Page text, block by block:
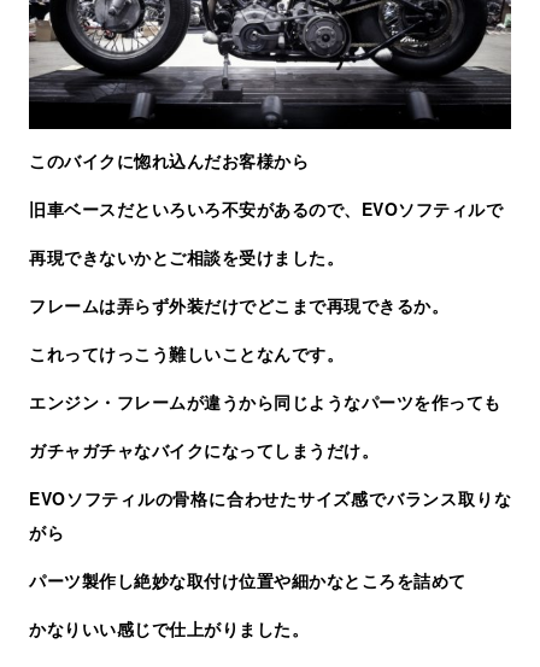
このバイクに惚れ込んだお客様から
旧車ベースだといろいろ不安があるので、EVOソフティルで
再現できないかとご相談を受けました。
フレームは弄らず外装だけでどこまで再現できるか。
これってけっこう難しいことなんです。
エンジン・フレームが違うから同じようなパーツを作っても
ガチャガチャなバイクになってしまうだけ。
EVOソフティルの骨格に合わせたサイズ感でバランス取りな
がら
パーツ製作し絶妙な取付け位置や細かなところを詰めて
かなりいい感じで仕上がりました。